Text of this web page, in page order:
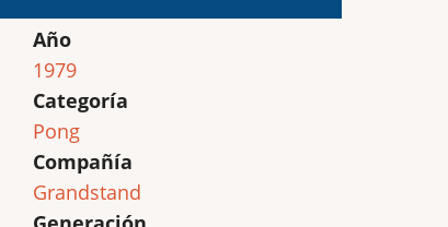
Año
1979
Categoría
Pong
Compañía
Grandstand